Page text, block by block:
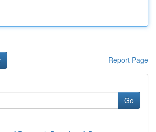
Report Page
Go